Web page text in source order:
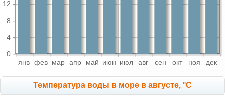
янв фев мар апр май июн июл авг сен окт ноя дек
0
4
8
12
Температура воды в море в августе, °C